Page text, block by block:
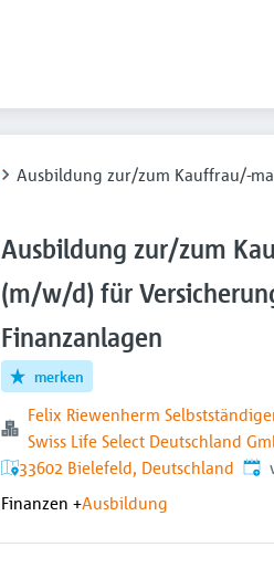
Ausbildung zur/zum Kauffrau/-
Ausbildung zur/zum
(m/w/d) für
Finanzanlagen
merken
Felix Riewenherm
Swiss Life Select Deutschland
33602 Bielefeld, Deutschland
Finanzen +Ausbildung